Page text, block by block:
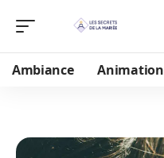
Ambiance Animation